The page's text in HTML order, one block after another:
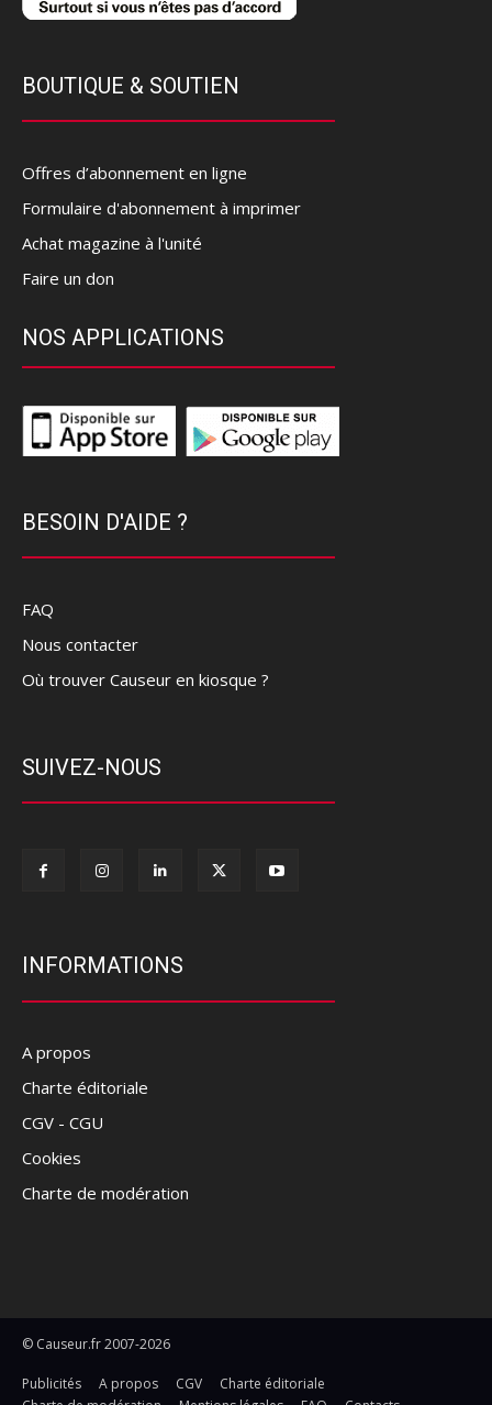
BOUTIQUE & SOUTIEN
Offres d’abonnement en ligne
Formulaire d'abonnement à imprimer
Achat magazine à l'unité
Faire un don
NOS APPLICATIONS
BESOIN D'AIDE ?
FAQ
Nous contacter
Où trouver Causeur en kiosque ?
SUIVEZ-NOUS
INFORMATIONS
A propos
Charte éditoriale
CGV - CGU
Cookies
Charte de modération
© Causeur.fr 2007-2026
Publicités A propos CGV
Charte éditoriale